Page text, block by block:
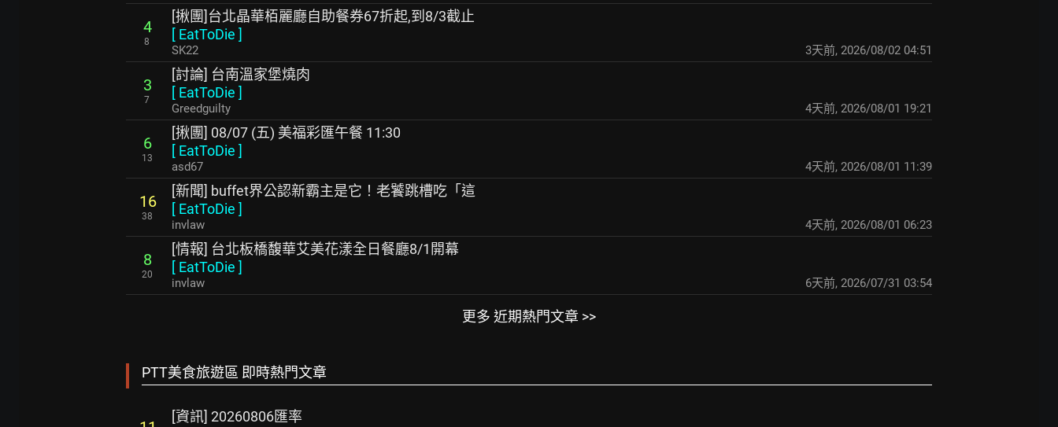
4
8
[揪團]台北晶華栢麗廳自助餐券67折起,到8/3截止
[ EatToDie ]
SK22 3天前, 2026/08/02 04:51
3
7
[討論] 台南溫家堡燒肉
[ EatToDie ]
Greedguilty 4天前, 2026/08/01 19:21
6
13
[揪團] 08/07 (五) 美福彩匯午餐 11:30
[ EatToDie ]
asd67 4天前, 2026/08/01 11:39
16
38
[新聞] buffet界公認新霸主是它！老饕跳槽吃「這
[ EatToDie ]
invlaw 4天前, 2026/08/01 06:23
8
20
[情報] 台北板橋馥華艾美花漾全日餐廳8/1開幕
[ EatToDie ]
invlaw 6天前, 2026/07/31 03:54
更多 近期熱門文章 >>
PTT美食旅遊區 即時熱門文章
[資訊] 20260806匯率